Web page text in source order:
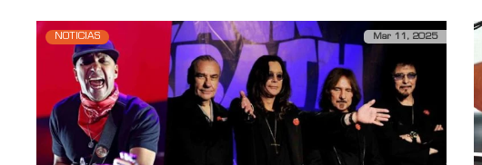
NOTICIAS Mar 11, 2025